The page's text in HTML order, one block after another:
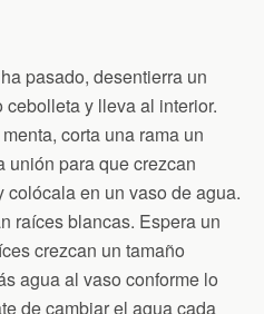
pasado, desentierra un
y lleva al interior.
corta una rama un
unión para que crezcan
colócala en un vaso de agua.
raíces blancas. Espera un
crezcan un tamaño
agua al vaso conforme lo
de cambiar el agua cada